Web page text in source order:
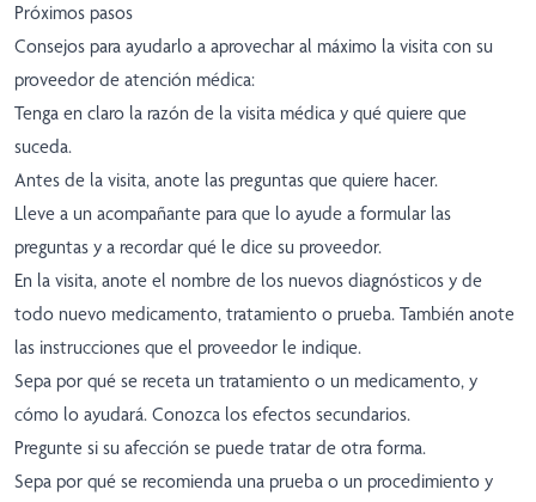
Próximos pasos
Consejos para ayudarlo a aprovechar al máximo la visita con su
proveedor de atención médica:
Tenga en claro la razón de la visita médica y qué quiere que
suceda.
Antes de la visita, anote las preguntas que quiere hacer.
Lleve a un acompañante para que lo ayude a formular las
preguntas y a recordar qué le dice su proveedor.
En la visita, anote el nombre de los nuevos diagnósticos y de
todo nuevo medicamento, tratamiento o prueba. También anote
las instrucciones que el proveedor le indique.
Sepa por qué se receta un tratamiento o un medicamento, y
cómo lo ayudará. Conozca los efectos secundarios.
Pregunte si su afección se puede tratar de otra forma.
Sepa por qué se recomienda una prueba o un procedimiento y